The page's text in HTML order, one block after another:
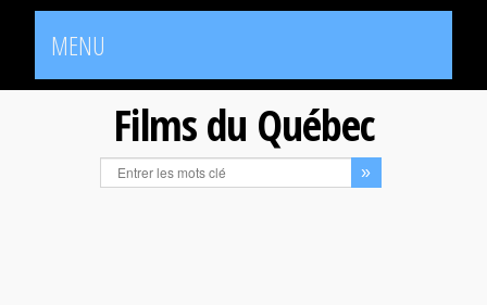
MENU
Films du Québec